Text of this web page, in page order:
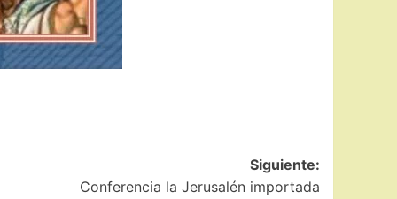
Siguiente:
Conferencia la Jerusalén importada